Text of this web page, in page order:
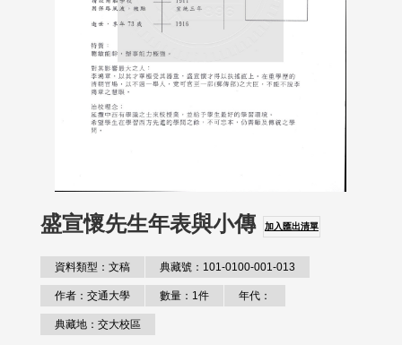
盛宣懷先生年表與小傳 加入匯出清單
資料類型：文稿 典藏號：101-0100-001-013
作者：交通大學 數量：1件 年代：
典藏地：交大校區